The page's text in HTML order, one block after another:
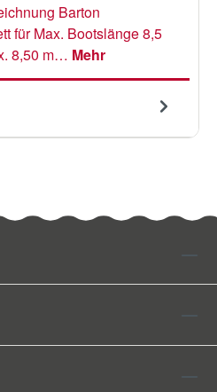
Barton
für Max. Bootslänge 8,5
8,50 m… Mehr